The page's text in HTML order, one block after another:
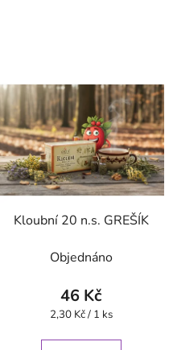
Kloubní 20 n.s. GREŠÍK
Objednáno
46 Kč
Měrná
2,30 Kč / 1 ks